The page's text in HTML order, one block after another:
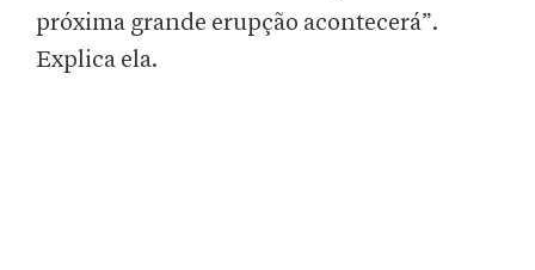
próxima grande erupção acontecerá”.
Explica ela.